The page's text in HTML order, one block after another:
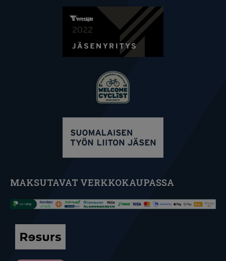
MAKSUTAVAT VERKKOKAUPASSA